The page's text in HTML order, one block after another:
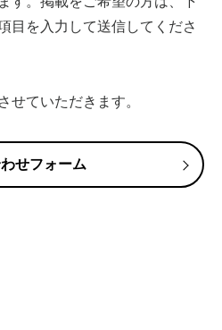
目を入力して送信してくださ
せていただきます。
せフォーム